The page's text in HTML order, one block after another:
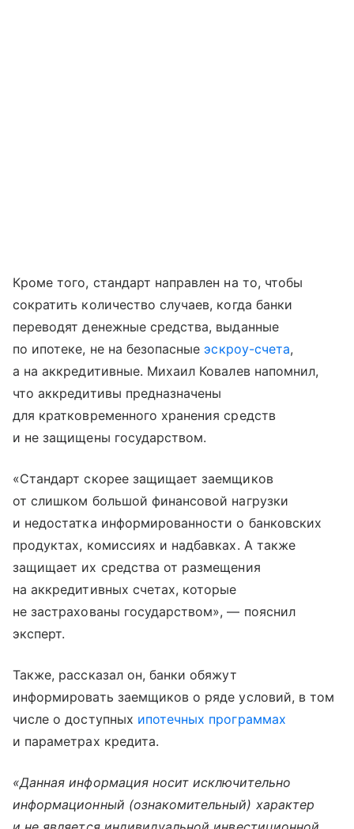
Кроме того, стандарт направлен на то, чтобы
сократить количество случаев, когда банки
переводят денежные средства, выданные
по ипотеке, не на безопасные эскроу-счета,
а на аккредитивные. Михаил Ковалев напомнил,
что аккредитивы предназначены
для кратковременного хранения средств
и не защищены государством.
«Стандарт скорее защищает заемщиков
от слишком большой финансовой нагрузки
и недостатка информированности о банковских
продуктах, комиссиях и надбавках. А также
защищает их средства от размещения
на аккредитивных счетах, которые
не застрахованы государством», — пояснил
эксперт.
Также, рассказал он, банки обяжут
информировать заемщиков о ряде условий, в том
числе о доступных ипотечных программах
и параметрах кредита.
«Данная информация носит исключительно
информационный (ознакомительный) характер